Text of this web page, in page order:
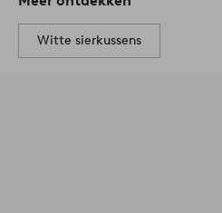
Witte sierkussens